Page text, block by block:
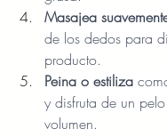
Masajea
de los dedos para
producto.
Peina o estiliza
y disfruta de un
volumen.